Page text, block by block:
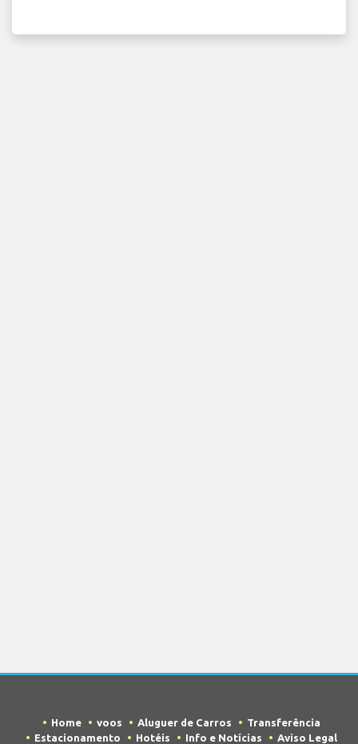
Home voos Aluguer de Carros
Transferência
Estacionamento
Hotéis Info e Notícias Aviso Legal